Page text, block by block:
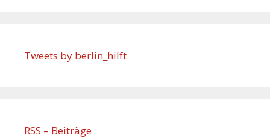
Tweets by berlin_hilft
RSS – Beiträge